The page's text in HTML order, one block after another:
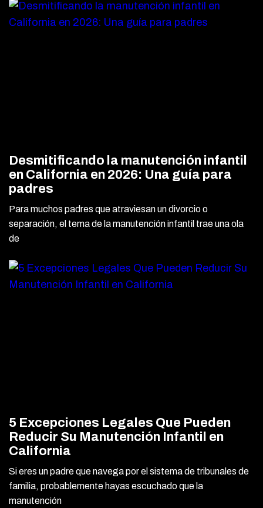
Desmitificando la manutención infantil
en California en 2026: Una guía para
padres
Para muchos padres que atraviesan un divorcio o
separación, el tema de la manutención infantil trae una ola
de
5 Excepciones Legales Que Pueden
Reducir Su Manutención Infantil en
California
Si eres un padre que navega por el sistema de tribunales de
familia, probablemente hayas escuchado que la
manutención